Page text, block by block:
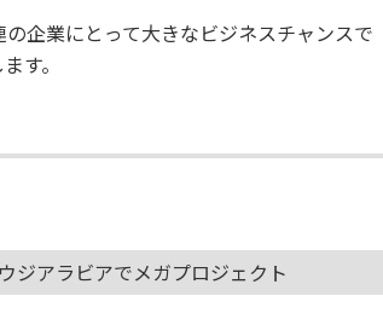
企業にとって大きなビジネスチャンスで
す。
ジアラビアでメガプロジェクト